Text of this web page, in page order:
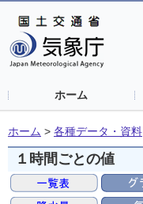
ホーム
ホーム > 各種データ・資料
１時間ごとの値